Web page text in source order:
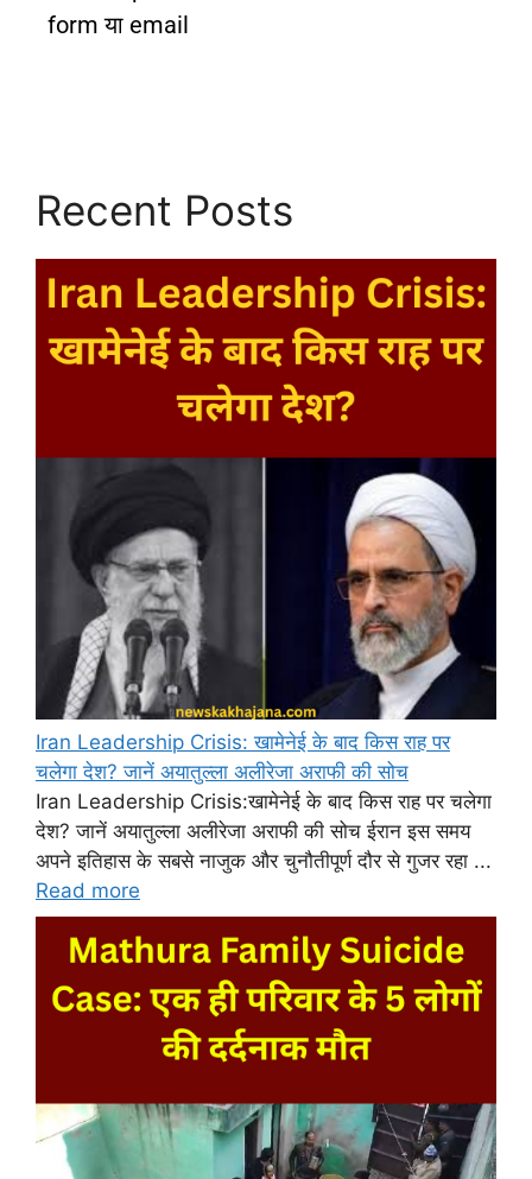
form या email
Recent Posts
Iran Leadership Crisis: खामेनेई के बाद किस राह पर
चलेगा देश? जानें अयातुल्ला अलीरेजा अराफी की सोच
Iran Leadership Crisis:खामेनेई के बाद किस राह पर चलेगा
देश? जानें अयातुल्ला अलीरेजा अराफी की सोच ईरान इस समय
अपने इतिहास के सबसे नाजुक और चुनौतीपूर्ण दौर से गुजर रहा ...
Read more